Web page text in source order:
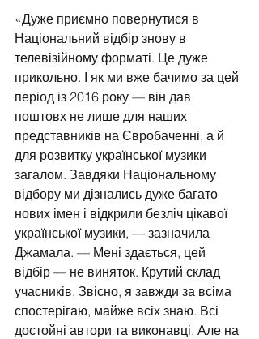
«Дуже приємно повернутися в
Національний відбір знову в
телевізійному форматі. Це дуже
прикольно. І як ми вже бачимо за цей
період із 2016 року — він дав
поштовх не лише для наших
представників на Євробаченні, а й
для розвитку української музики
загалом. Завдяки Національному
відбору ми дізнались дуже багато
нових імен і відкрили безліч цікавої
української музики, — зазначила
Джамала. — Мені здається, цей
відбір — не виняток. Крутий склад
учасників. Звісно, я завжди за всіма
спостерігаю, майже всіх знаю. Всі
достойні автори та виконавці. Але на